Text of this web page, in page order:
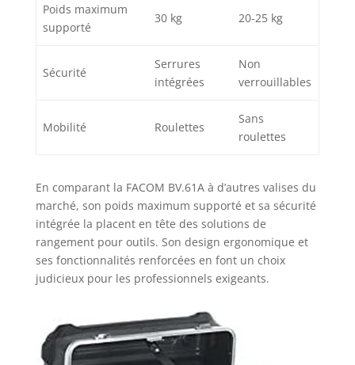
charges. Les
pages intercalaires
amovibles évitent
outils à l’intérieur
de la valise
Poids maximum
supporté
30 kg 20-25 kg
Sécurité
Serrures
intégrées
Non
verrouillables
Mobilité Roulettes
Sans
roulettes
En comparant la FACOM BV.61A à d’autres valises du
marché, son poids maximum supporté et sa sécurité
intégrée la placent en tête des solutions de
rangement pour outils. Son design ergonomique et
ses fonctionnalités renforcées en font un choix
judicieux pour les professionnels exigeants.